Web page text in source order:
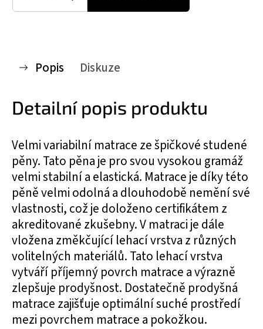
Popis Diskuze
Detailní popis produktu
Velmi variabilní matrace ze špičkové studené
pěny. Tato pěna je pro svou vysokou gramáž
velmi stabilní a elastická. Matrace je díky této
pěně velmi odolná a dlouhodobě nemění své
vlastnosti, což je doloženo certifikátem z
akreditované zkušebny. V matraci je dále
vložena změkčující lehací vrstva z různých
volitelných materiálů. Tato lehací vrstva
vytváří příjemný povrch matrace a výrazně
zlepšuje prodyšnost. Dostatečně prodyšná
matrace zajišťuje optimální suché prostředí
mezi povrchem matrace a pokožkou.